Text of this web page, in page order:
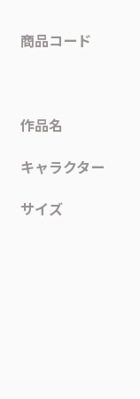
商品コード
作品名
キャラクター
サイズ